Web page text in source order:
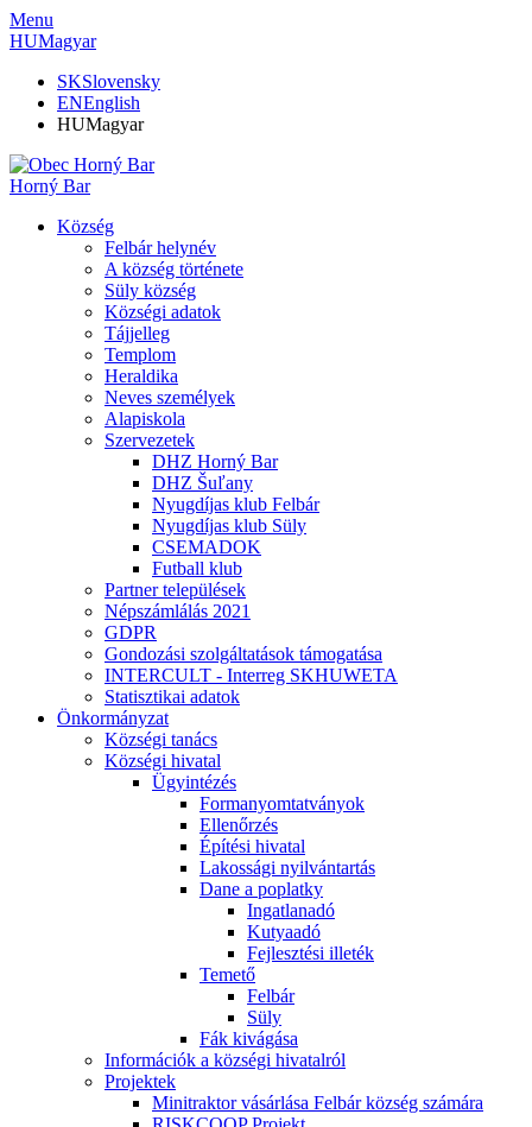
Menu
HUMagyar
SKSlovensky
ENEnglish
HUMagyar
Horný Bar
Község
Felbár helynév
A község története
Süly község
Községi adatok
Tájjelleg
Templom
Heraldika
Neves személyek
Alapiskola
Szervezetek
DHZ Horný Bar
DHZ Šuľany
Nyugdíjas klub Felbár
Nyugdíjas klub Süly
CSEMADOK
Futball klub
Partner települések
Népszámlálás 2021
GDPR
Gondozási szolgáltatások támogatása
INTERCULT - Interreg SKHUWETA
Statisztikai adatok
Önkormányzat
Községi tanács
Községi hivatal
Ügyintézés
Formanyomtatványok
Ellenőrzés
Építési hivatal
Lakossági nyilvántartás
Dane a poplatky
Ingatlanadó
Kutyaadó
Fejlesztési illeték
Temető
Felbár
Süly
Fák kivágása
Információk a községi hivatalról
Projektek
Minitraktor vásárlása Felbár község számára